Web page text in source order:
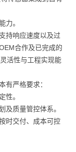
力。
持响应速度以及过
合作及已完成的
活性与工程实现能
有严格要求：
性。
及质量管控体系。
时交付、成本可控